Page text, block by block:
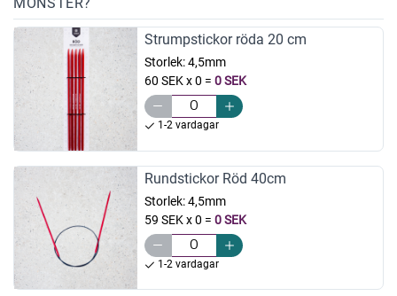
Strumpstickor röda 20 cm
Storlek:4,5mm
60 SEK x 0 = 0 SEK
1-2 vardagar
Rundstickor Röd 40cm
Storlek:4,5mm
59 SEK x 0 = 0 SEK
1-2 vardagar